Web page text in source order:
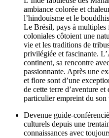
ambiance colorée et
l’hindouisme et le
Le Brésil, pays à multiples
coloniales côtoient une
vie et les traditions de
privilégiée et fascinante.
continent, sa rencontre
passionnante. Après une
et flore sont d’une
de cette terre d’aventure
particulier empreint du
Devenue guide-
culturels depuis une
connaissances avec